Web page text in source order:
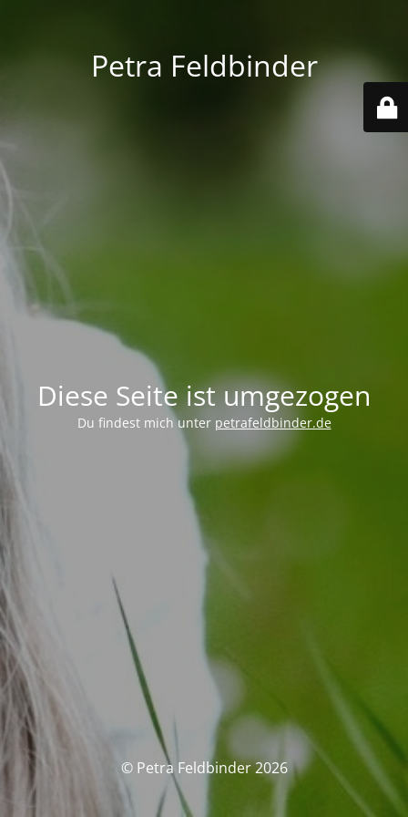
Petra Feldbinder
Diese Seite ist umgezogen
Du findest mich unter petrafeldbinder.de
© Petra Feldbinder 2026